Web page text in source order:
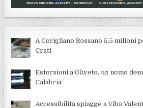
A Corigliano Rossano 5,5 milioni
Crati
Estorsioni a Oliveto, un uomo
Calabria
Accessibilità spiagge a Vibo